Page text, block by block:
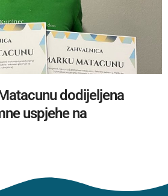
dodijeljena
uspjehe na